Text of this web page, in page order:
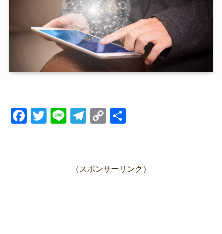
F
T
Li
T
gr
C
y
Li
（スポンサーリンク）